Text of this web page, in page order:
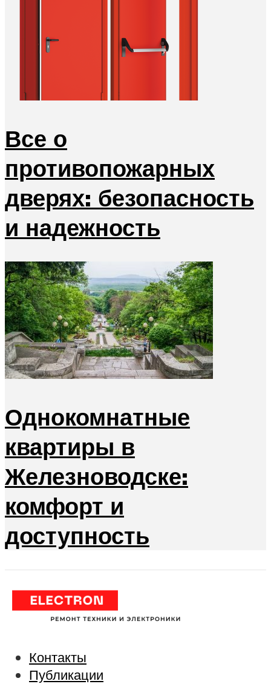
Все о
противопожарных
дверях: безопасность
и надежность
Однокомнатные
квартиры в
Железноводске:
комфорт и
доступность
Контакты
Публикации